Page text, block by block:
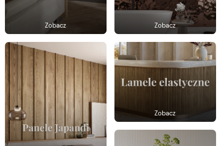
Zobacz Zobacz
Zobacz